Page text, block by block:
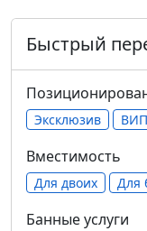
Быстрый
Эксклюзив ВИП
Вместимость
Для двоих Для
Банные услуги